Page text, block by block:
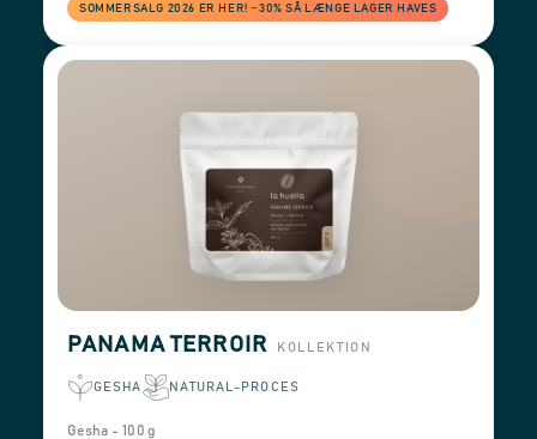
SOMMERSALG 2026 ER HER! −30% SÅ LÆNGE LAGER HAVES
PANAMA TERROIR KOLLEKTION
GESHA NATURAL-PROCES
Gesha - 100 g